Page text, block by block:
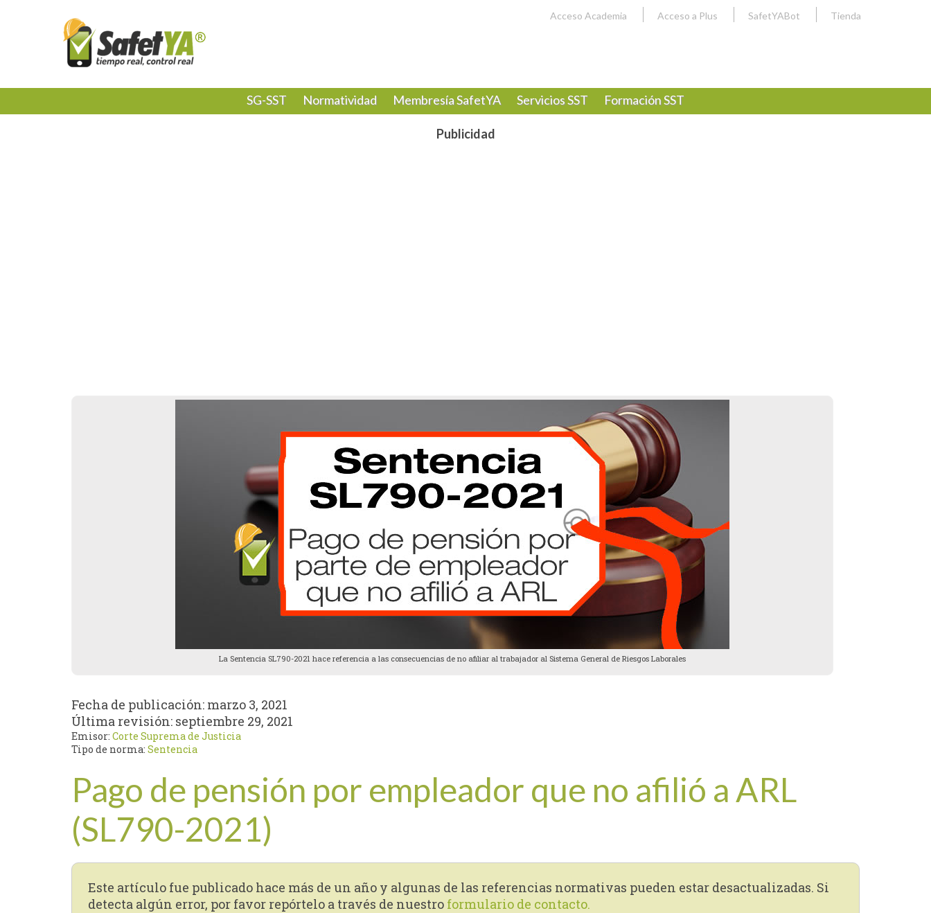
Acceso Academia Acceso a Plus SafetYABot Tienda
SG-SST Normatividad Membresía SafetYA Servicios SST Formación SST
Publicidad
La Sentencia SL790-2021 hace referencia a las consecuencias de no afiliar al trabajador al Sistema General de Riesgos Laborales
Fecha de publicación: marzo 3, 2021
Última revisión: septiembre 29, 2021
Emisor:Corte Suprema de Justicia
Tipo de norma:Sentencia
Pago de pensión por empleador que no afilió a ARL
(SL790-2021)
Este artículo fue publicado hace más de un año y algunas de las referencias normativas pueden estar desactualizadas. Si
detecta algún error, por favor repórtelo a través de nuestro formulario de contacto.